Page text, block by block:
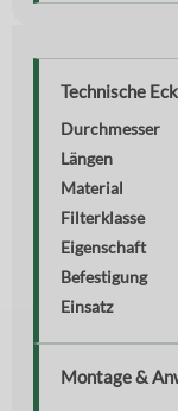
Technische
Durchmesser
Längen
Material
Filterklasse
Eigenschaft
Befestigung
Einsatz
Montage &